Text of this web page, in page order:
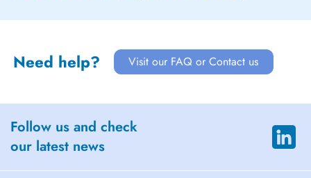
Need help? Visit our FAQ or Contact us
Follow us and check
our latest news